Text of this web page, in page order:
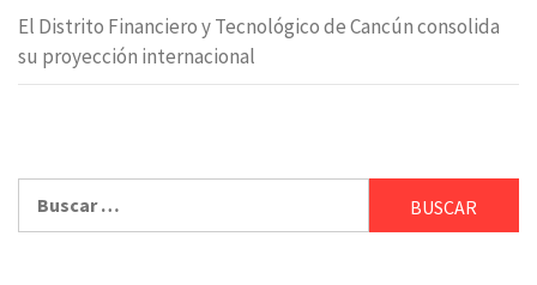
El Distrito Financiero y Tecnológico de Cancún consolida
su proyección internacional